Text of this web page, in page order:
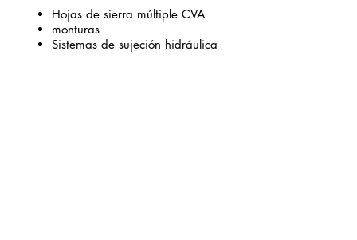
Hojas de sierra múltiple CVA
monturas
Sistemas de sujeción hidráulica